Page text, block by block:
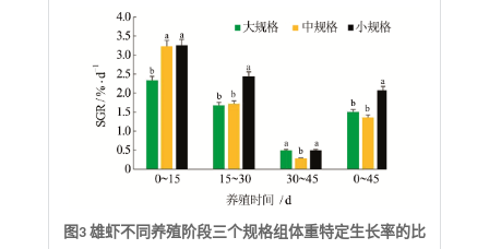
图3 雄虾不同养殖阶段三个规格组体重特定生长率的比